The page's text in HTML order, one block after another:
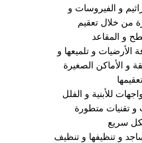
و الفيروسات و
من خلال تعقيم
و المقاعد
الأرضيات و تلميعها و
و الأماكن الصغيرة
للأبنية و الفلل
و تقنيات متطورة
سريع
و تنظيفها و تنظيف